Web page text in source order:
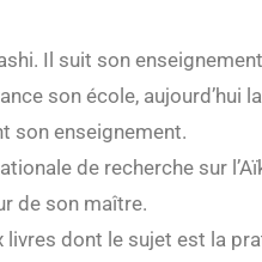
Il suit son
son école, aujourd’hui
son enseignement.
de recherche sur
de son maître.
dont le sujet est la